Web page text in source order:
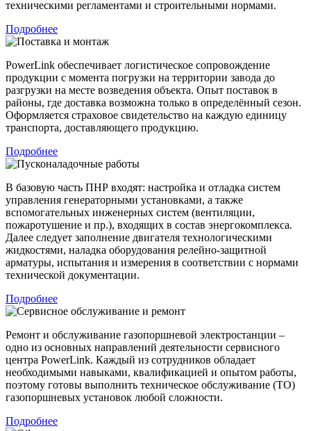
техническими регламентами и строительными нормами.
Подробнее
PowerLink обеспечивает логистическое сопровождение
продукции с момента погрузки на территории завода до
разгрузки на месте возведения объекта. Опыт поставок в
районы, где доставка возможна только в определённый сезон.
Оформляется страховое свидетельство на каждую единицу
транспорта, доставляющего продукцию.
Подробнее
В базовую часть ПНР входят: настройка и отладка систем
управления генераторными установками, а также
вспомогательных инженерных систем (вентиляции,
пожаротушение и пр.), входящих в состав энергокомплекса.
Далее следует заполнение двигателя технологическими
жидкостями, наладка оборудования релейно-защитной
арматуры, испытания и измерения в соответствии с нормами
технической документации.
Подробнее
Ремонт и обслуживание газопоршневой электростанции –
одно из основных направлений деятельности сервисного
центра PowerLink. Каждый из сотрудников обладает
необходимыми навыками, квалификацией и опытом работы,
поэтому готовы выполнить техническое обслуживание (ТО)
газопоршневых установок любой сложности.
Подробнее